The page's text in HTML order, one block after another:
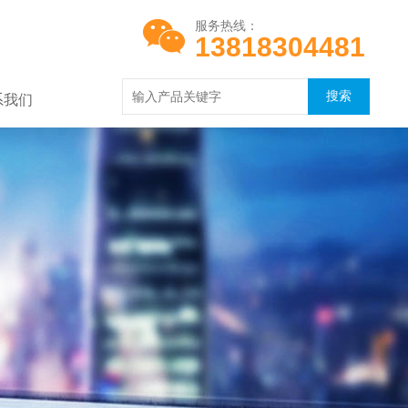
服务热线：
13818304481
我们